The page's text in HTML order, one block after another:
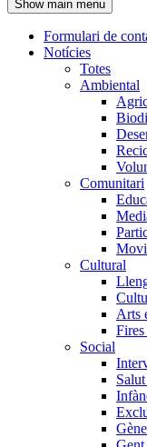
l'encapçalament
Show main menu
Navegació
principal
Formulari de
Notícies
Totes
Ambiental
Comunitari
Cultural
Arts
Fires
Social